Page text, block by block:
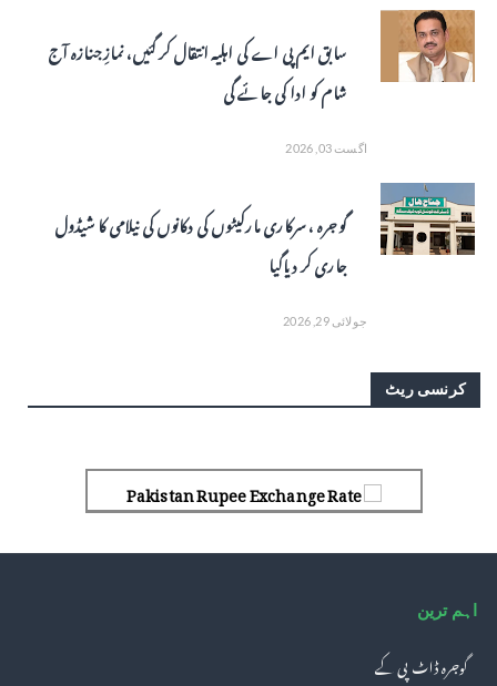
سابق ایم پی اے کی اہلیہ انتقال کر گئیں، نمازِ جنازہ آج
شام کو ادا کی جائے گی
اگست 03, 2026
گوجرہ ، سرکاری مارکیٹوں کی دکانوں کی نیلامی کا شیڈول
جاری کر دیاگیا
جولائی 29, 2026
کرنسی ریٹ
Pakistan Rupee Exchange Rate
اہم ترین
گوجرہ ڈاٹ پی کے